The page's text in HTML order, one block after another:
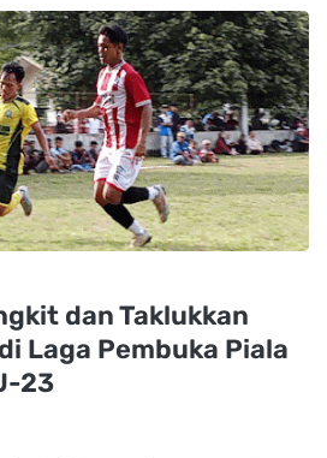
dan Taklukkan
Laga Pembuka Piala
23